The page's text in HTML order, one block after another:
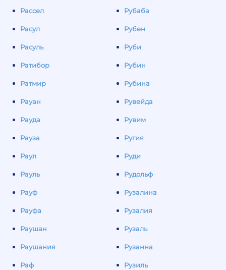
Рассел
Расул
Расуль
Ратибор
Ратмир
Рауан
Рауда
Рауза
Раул
Рауль
Рауф
Рауфа
Раушан
Раушания
Раф
Рубаба
Рубен
Руби
Рубин
Рубина
Рувейда
Рувим
Ругия
Руди
Рудольф
Рузалина
Рузалия
Рузаль
Рузанна
Рузиль